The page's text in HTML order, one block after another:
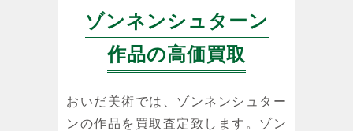
ゾンネンシュターン
作品の高価買取
おいだ美術では、ゾンネンシュター
ンの作品を買取査定致します。ゾン